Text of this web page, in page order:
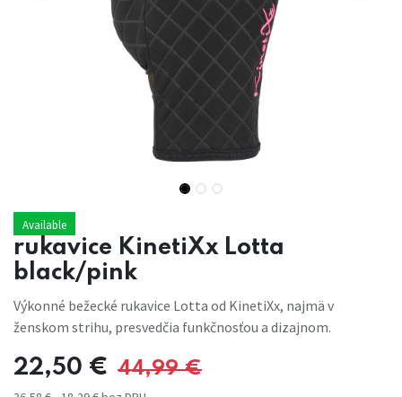
Available
rukavice KinetiXx Lotta
black/pink
Výkonné bežecké rukavice Lotta od KinetiXx, najmä v
ženskom strihu, presvedčia funkčnosťou a dizajnom.
22,50 € 44,99€